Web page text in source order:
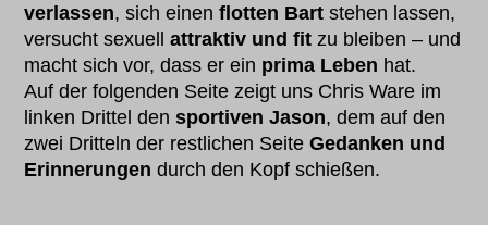
verlassen, sich einenflotten Bart stehen lassen,
versucht sexuellattraktiv und fit zu bleiben – und
macht sich vor, dass er ein prima Leben hat.
Auf der folgenden Seite zeigt uns Chris Ware im
linken Drittel densportiven Jason, dem auf den
zwei Dritteln der restlichen SeiteGedanken und
Erinnerungen durch den Kopf schießen.